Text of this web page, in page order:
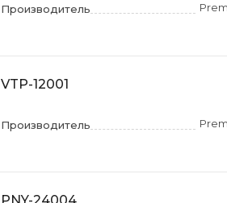
Производитель
VTP-12001
Производитель